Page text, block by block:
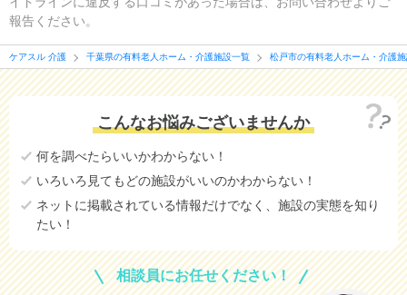
報告ください。
ケアスル 介護 千葉県の有料老人ホーム・介護施設一覧 松戸市の有料老人ホーム・介護
こんなお悩みございませんか
何を調べたらいいかわからない！
いろいろ見てもどの施設がいいのかわからない！
ネットに掲載されている情報だけでなく、施設の実態を知り
たい！
相談員にお任せください！